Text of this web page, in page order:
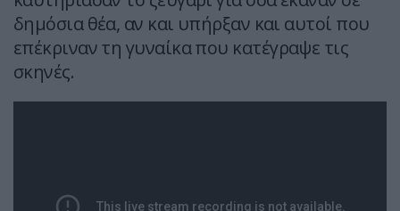
δημόσια θέα, αν και υπήρξαν και αυτοί που
επέκριναν τη γυναίκα που κατέγραψε τις
σκηνές.